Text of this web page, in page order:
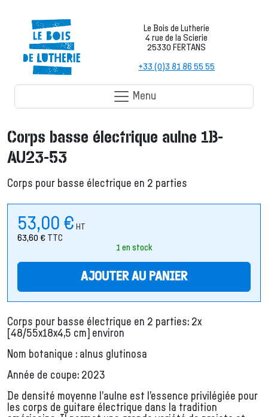
Le Bois de Lutherie
4 rue de la Scierie
25330 FERTANS
+33 (0)3 81 86 55 55
Menu
Corps basse électrique aulne 1B-
AU23-53
Corps pour basse électrique en 2 parties
53,00 € HT
63,60 € TTC
1 en stock
AJOUTER AU PANIER
Corps pour basse électrique en 2 parties: 2x
[48/55x18x4,5 cm] environ
Nom botanique : alnus glutinosa
Année de coupe: 2023
De densité moyenne l’aulne est l’essence privilégiée pour
les corps de guitare électrique dans la tradition